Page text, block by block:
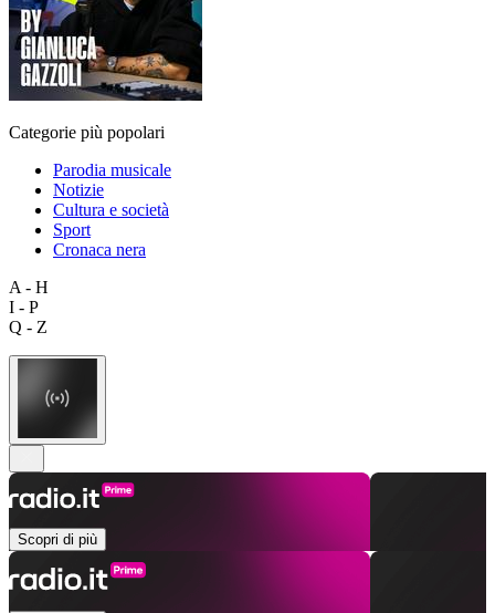
Categorie più popolari
Parodia musicale
Notizie
Cultura e società
Sport
Cronaca nera
A - H
I - P
Q - Z
Scopri di più